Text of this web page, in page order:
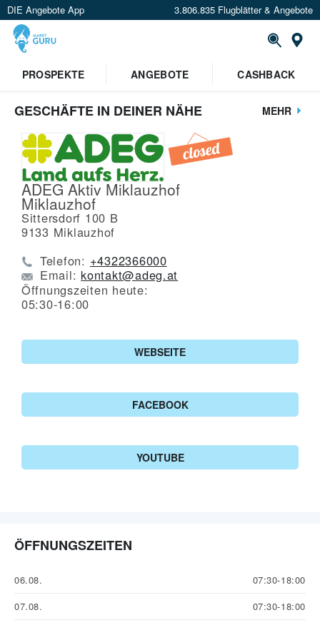
DIE Angebote App 3.806.835 Flugblätter & Angebote
PROSPEKTE
ANGEBOTE CASHBACK
GESCHÄFTE IN DEINER NÄHE MEHR
ADEG Aktiv Miklauzhof
Miklauzhof
Sittersdorf 100 B
9133 Miklauzhof
Telefon: +4322366000
Email: kontakt@adeg.at
Öffnungszeiten heute:
05:30-16:00
WEBSEITE
FACEBOOK
YOUTUBE
ÖFFNUNGSZEITEN
06.08.
07:30-18:00
07.08.
07:30-18:00